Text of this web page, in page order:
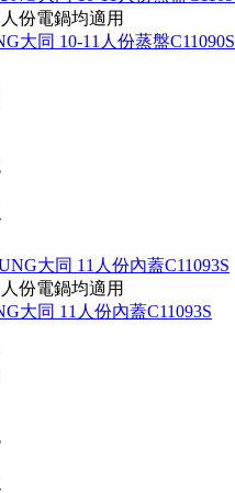
份電鍋均適用
大同 10-11人份蒸盤C11090S
份電鍋均適用
大同 11人份內蓋C11093S